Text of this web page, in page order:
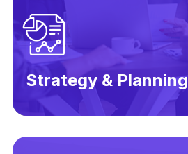
Strategy & Planning